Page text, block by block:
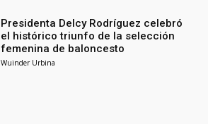
Presidenta Delcy Rodríguez celebró
el histórico triunfo de la selección
femenina de baloncesto
Wuinder Urbina